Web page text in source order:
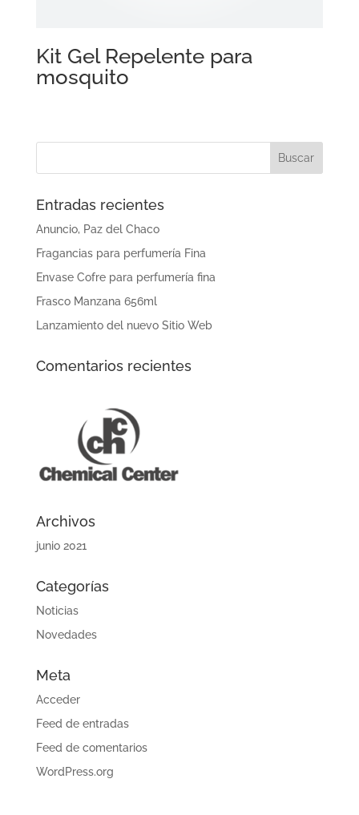
Kit Gel Repelente para
mosquito
Entradas recientes
Anuncio, Paz del Chaco
Fragancias para perfumería Fina
Envase Cofre para perfumería fina
Frasco Manzana 656ml
Lanzamiento del nuevo Sitio Web
Comentarios recientes
Archivos
junio 2021
Categorías
Noticias
Novedades
Meta
Acceder
Feed de entradas
Feed de comentarios
WordPress.org